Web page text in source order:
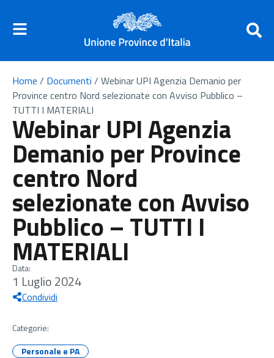
Home / Documenti / Webinar UPI Agenzia Demanio per
Province centro Nord selezionate con Avviso Pubblico –
TUTTI I MATERIALI
Webinar UPI Agenzia
Demanio per Province
centro Nord
selezionate con Avviso
Pubblico – TUTTI I
MATERIALI
Data:
1 Luglio 2024
Condividi
Categorie:
Personale e PA